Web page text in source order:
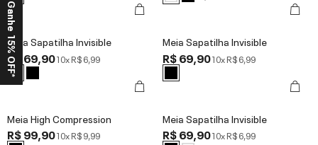
Meia Sapatilha Invisible
R$ 69,9010xR$ 6,99
Meia Sapatilha Invisible
R$ 69,9010xR$ 6,99
Meia High Compression
R$ 99,9010xR$ 9,99
Meia Sapatilha Invisible
R$ 69,9010xR$ 6,99
Ganhe 15% OFF*